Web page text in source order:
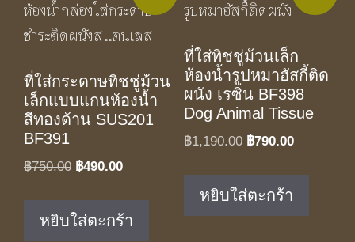
ที่ใส่กระดาษทิชชู่ม้วน
เล็กแบบแกนห้องน้ำ
สีทองด้าน SUS201
BF391
฿750.00 Original
was:
฿750.00.
฿490.00Current
฿490.00.
หยิบใส่ตะกร้า
ที่ใส่ทิชชู่ม้วนเล็ก
ห้องน้ำรูปหมาฮัสกี้ติด
ผนัง เรซิ่น BF398
Dog Animal Tissue
฿1,190.00 Original
฿1,190.00.
฿790.00Current
หยิบใส่ตะกร้า